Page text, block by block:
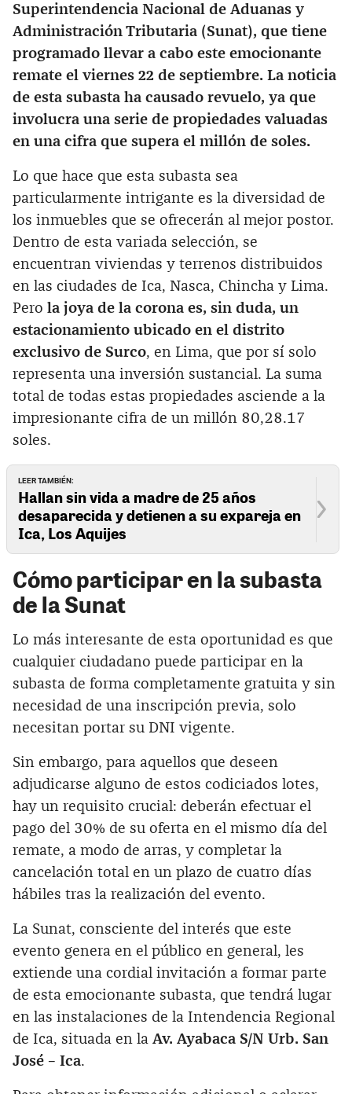
Superintendencia Nacional de Aduanas y
Administración Tributaria (Sunat), que tiene
programado llevar a cabo este emocionante
remate el viernes 22 de septiembre. La noticia
de esta subasta ha causado revuelo, ya que
involucra una serie de propiedades valuadas
en una cifra que supera el millón de soles.
Lo que hace que esta subasta sea
particularmente intrigante es la diversidad de
los inmuebles que se ofrecerán al mejor postor.
Dentro de esta variada selección, se
encuentran viviendas y terrenos distribuidos
en las ciudades de Ica, Nasca, Chincha y Lima.
Pero la joya de la corona es, sin duda, un
estacionamiento ubicado en el distrito
exclusivo de Surco, en Lima, que por sí solo
representa una inversión sustancial. La suma
total de todas estas propiedades asciende a la
impresionante cifra de un millón 80,28.17
soles.
LEER TAMBIÉN:
Hallan sin vida a madre de 25 años
desaparecida y detienen a su expareja en
Ica, Los Aquijes
Cómo participar en la subasta
de la Sunat
Lo más interesante de esta oportunidad es que
cualquier ciudadano puede participar en la
subasta de forma completamente gratuita y sin
necesidad de una inscripción previa, solo
necesitan portar su DNI vigente.
Sin embargo, para aquellos que deseen
adjudicarse alguno de estos codiciados lotes,
hay un requisito crucial: deberán efectuar el
pago del 30% de su oferta en el mismo día del
remate, a modo de arras, y completar la
cancelación total en un plazo de cuatro días
hábiles tras la realización del evento.
La Sunat, consciente del interés que este
evento genera en el público en general, les
extiende una cordial invitación a formar parte
de esta emocionante subasta, que tendrá lugar
en las instalaciones de la Intendencia Regional
de Ica, situada en la Av. Ayabaca S/N Urb. San
José – Ica.